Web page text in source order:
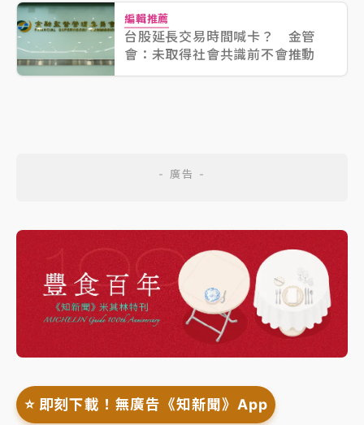
編輯推薦
台股延長交易時間喊卡？ 金管
會：未取得社會共識前不會推動
⭐️ 即刻下載！無廣告《知新聞》App